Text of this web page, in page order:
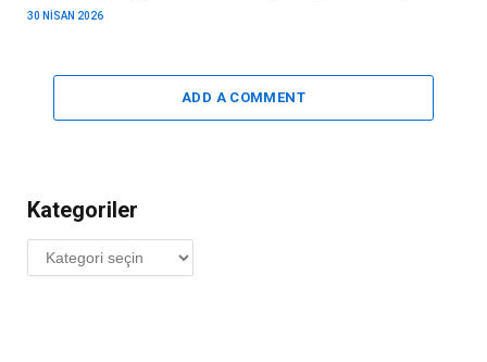
30 NISAN 2026
ADD A COMMENT
Kategoriler
Kategoriler